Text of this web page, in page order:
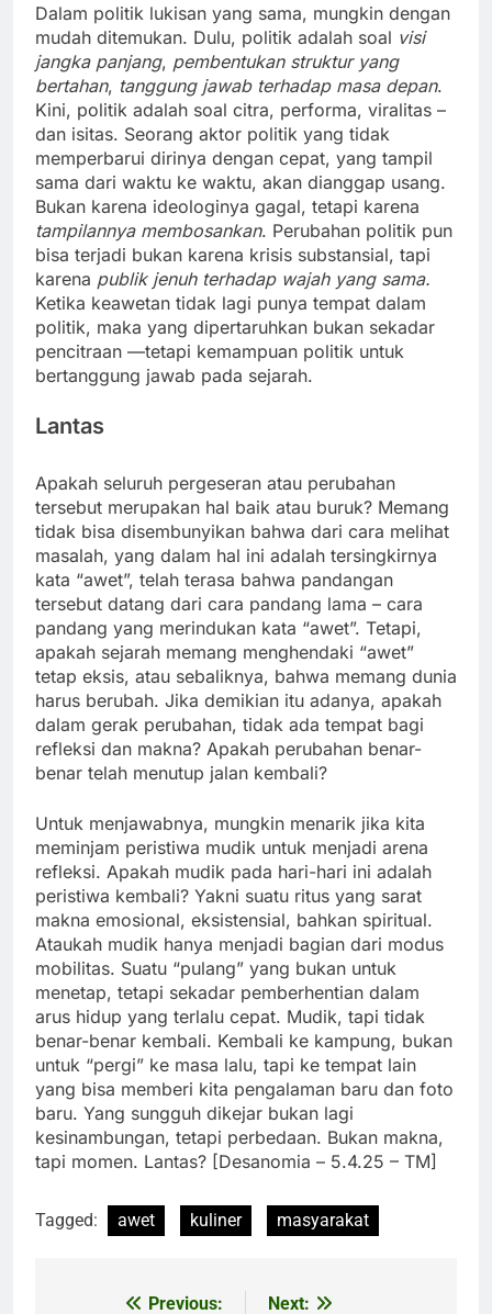
Dalam politik lukisan yang sama, mungkin dengan
mudah ditemukan. Dulu, politik adalah soal visi
jangka panjang, pembentukan struktur yang
bertahan, tanggung jawab terhadap masa depan.
Kini, politik adalah soal citra, performa, viralitas –
dan isitas. Seorang aktor politik yang tidak
memperbarui dirinya dengan cepat, yang tampil
sama dari waktu ke waktu, akan dianggap usang.
Bukan karena ideologinya gagal, tetapi karena
tampilannya membosankan. Perubahan politik pun
bisa terjadi bukan karena krisis substansial, tapi
karena publik jenuh terhadap wajah yang sama.
Ketika keawetan tidak lagi punya tempat dalam
politik, maka yang dipertaruhkan bukan sekadar
pencitraan —tetapi kemampuan politik untuk
bertanggung jawab pada sejarah.
Lantas
Apakah seluruh pergeseran atau perubahan
tersebut merupakan hal baik atau buruk? Memang
tidak bisa disembunyikan bahwa dari cara melihat
masalah, yang dalam hal ini adalah tersingkirnya
kata “awet”, telah terasa bahwa pandangan
tersebut datang dari cara pandang lama – cara
pandang yang merindukan kata “awet”. Tetapi,
apakah sejarah memang menghendaki “awet”
tetap eksis, atau sebaliknya, bahwa memang dunia
harus berubah. Jika demikian itu adanya, apakah
dalam gerak perubahan, tidak ada tempat bagi
refleksi dan makna? Apakah perubahan benar-
benar telah menutup jalan kembali?
Untuk menjawabnya, mungkin menarik jika kita
meminjam peristiwa mudik untuk menjadi arena
refleksi. Apakah mudik pada hari-hari ini adalah
peristiwa kembali? Yakni suatu ritus yang sarat
makna emosional, eksistensial, bahkan spiritual.
Ataukah mudik hanya menjadi bagian dari modus
mobilitas. Suatu “pulang” yang bukan untuk
menetap, tetapi sekadar pemberhentian dalam
arus hidup yang terlalu cepat. Mudik, tapi tidak
benar-benar kembali. Kembali ke kampung, bukan
untuk “pergi” ke masa lalu, tapi ke tempat lain
yang bisa memberi kita pengalaman baru dan foto
baru. Yang sungguh dikejar bukan lagi
kesinambungan, tetapi perbedaan. Bukan makna,
tapi momen. Lantas? [Desanomia – 5.4.25 – TM]
Tagged: awet kuliner masyarakat
Previous: Next: